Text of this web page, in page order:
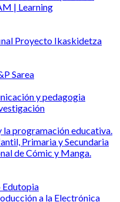
| Learning
Proyecto Ikaskidetza
Sarea
y pedagogia
programación educativa.
Primaria y Secundaria
de Cómic y Manga.
Edutopia
a la Electrónica